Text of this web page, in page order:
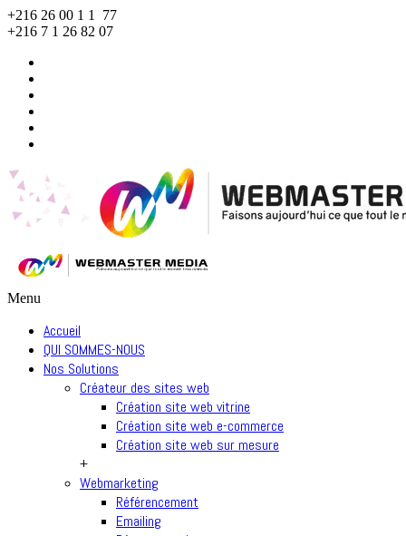
+216 26 00 1 1 77
+216 7 1 26 82 07
Menu
Accueil
QUI SOMMES-NOUS
Nos Solutions
Créateur des sites web
Création site web vitrine
Création site web e-commerce
Création site web sur mesure
+
Webmarketing
Référencement
Emailing